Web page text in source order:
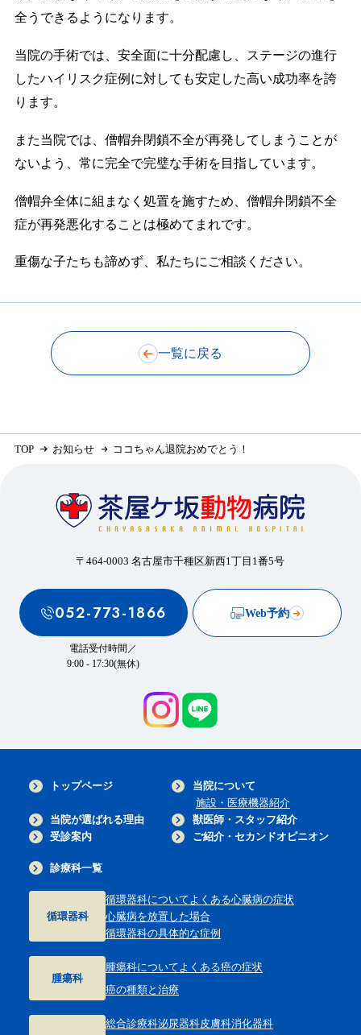
全うできるようになります。
当院の手術では、安全面に十分配慮し、ステージの進行
したハイリスク症例に対しても安定した高い成功率を誇
ります。
また当院では、僧帽弁閉鎖不全が再発してしまうことが
ないよう、常に完全で完璧な手術を目指しています。
僧帽弁全体に組まなく処置を施すため、僧帽弁閉鎖不全
症が再発悪化することは極めてまれです。
重傷な子たちも諦めず、私たちにご相談ください。
一覧に戻る
TOP お知らせ ココちゃん退院おめでとう！
〒464-0003 名古屋市千種区新西1丁目1番5号
052-773-1866
電話受付時間／
9:00 - 17:30(無休)
Web予約
トップページ
当院について
施設・医療機器紹介
当院が選ばれる理由
獣医師・スタッフ紹介
受診案内
ご紹介・セカンドオピニオン
診療科一覧
循環器科
循環器科についてよくある心臓病の症状
心臓病を放置した場合
循環器科の具体的な症例
腫瘍科
腫瘍科についてよくある癌の症状
癌の種類と治療
総合診療科泌尿器科皮膚科消化器科